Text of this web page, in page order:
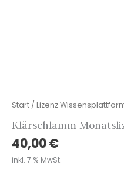
Start / Lizenz
Klärschlamm
40,00€
inkl. 7 % MwSt.